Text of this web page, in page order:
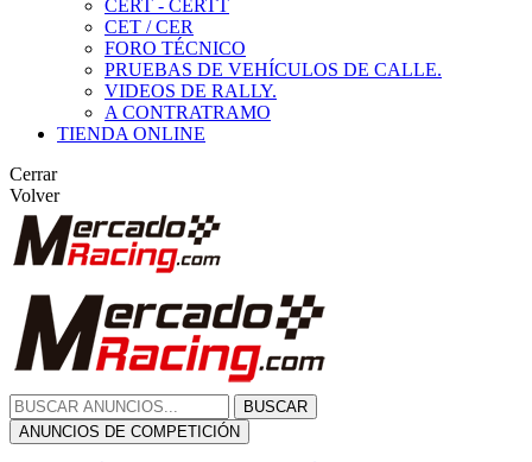
CERT - CERTT
CET / CER
FORO TÉCNICO
PRUEBAS DE VEHÍCULOS DE CALLE.
VIDEOS DE RALLY.
A CONTRATRAMO
TIENDA ONLINE
Cerrar
Volver
BUSCAR
ANUNCIOS DE COMPETICIÓN